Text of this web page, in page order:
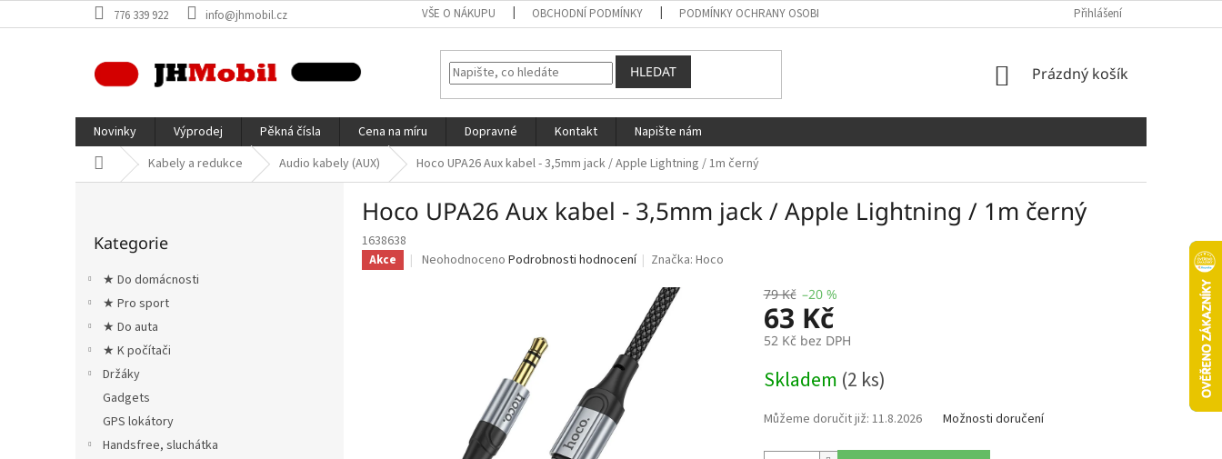
na
776 339 922 info@jhmobil.cz VŠE O NÁKUPU OBCHODNÍ PODMÍNKY PODMÍNKY OCHRANY OSOBNÍCH ÚDAJŮ Přihlášení
HLEDAT
NÁKUPNÍ
Prázdný košík
Novinky Výprodej Pěkná čísla Cena na míru Dopravné Kontakt
Napište nám
Domů Kabely a redukce Audio kabely (AUX) Hoco UPA26 Aux kabel - 3,5mm jack / Apple Lightning / 1m černý
kategorie
Kategorie
★ Do domácnosti
★ Pro sport
★ Do auta
★ K počítači
Držáky
Gadgets
GPS lokátory
Handsfree, sluchátka
Hoco UPA26 Aux kabel - 3,5mm jack / Apple Lightning / 1m černý
1638638
Akce
Průměrné
Neohodnoceno Podrobnosti hodnocení Značka:Hoco
79 Kč –20 %
63 Kč
52 Kč bez DPH
cena:
Skladem (2 ks)
11.8.2026 Možnosti doručení